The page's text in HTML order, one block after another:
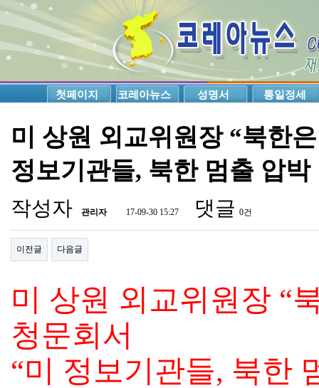
첫페이지 코레아뉴스 성명서 통일정세
미 상원 외교위원장 “북한
정보기관들, 북한 멈출 압박
작성자 관리자 17-09-30 15:27 댓글 0건
이전글 다음글
미 상원 외교위원장 “
청문회서
“미 정보기관들, 북한